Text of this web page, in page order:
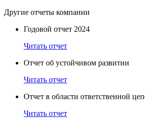
Другие отчеты компании
Годовой отчет 2024
Читать отчет
Отчет об устойчивом развитии
Читать отчет
Отчет в области ответственной
Читать отчет